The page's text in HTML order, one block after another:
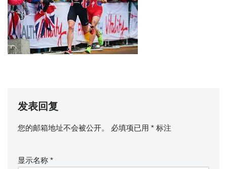
发表回复
您的邮箱地址不会被公开。 必填项已用 * 标注
显示名称 *